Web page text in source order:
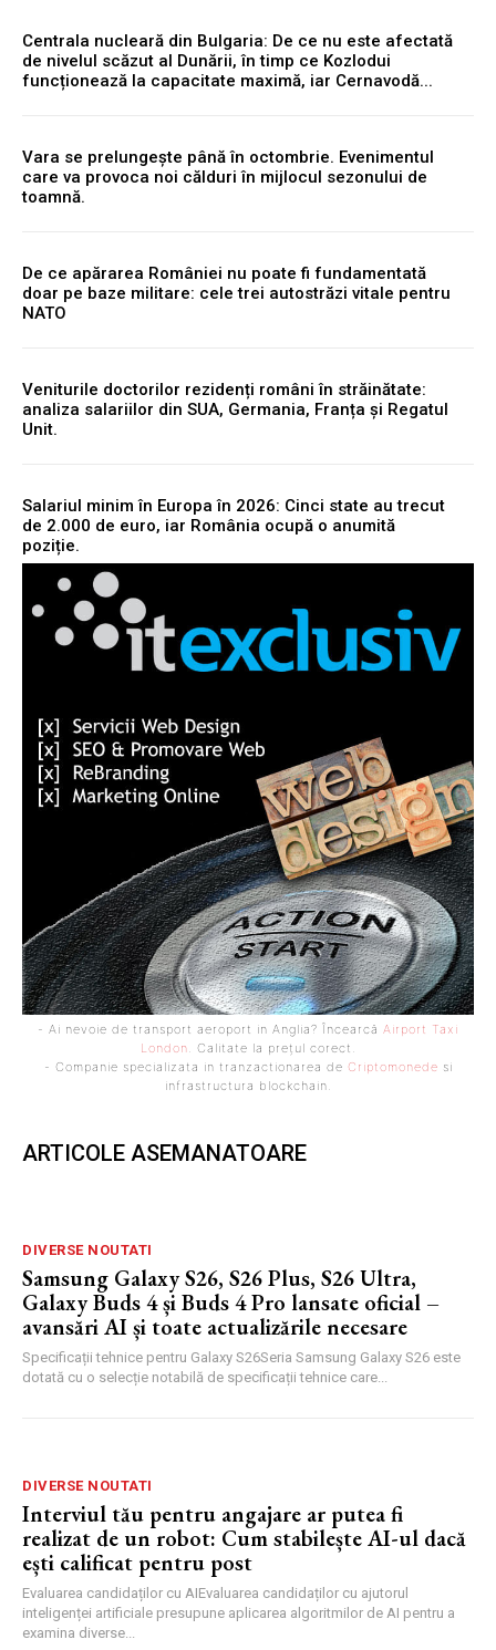
Centrala nucleară din Bulgaria: De ce nu este afectată
de nivelul scăzut al Dunării, în timp ce Kozlodui
funcționează la capacitate maximă, iar Cernavodă...
Vara se prelungește până în octombrie. Evenimentul
care va provoca noi călduri în mijlocul sezonului de
toamnă.
De ce apărarea României nu poate fi fundamentată
doar pe baze militare: cele trei autostrăzi vitale pentru
NATO
Veniturile doctorilor rezidenți români în străinătate:
analiza salariilor din SUA, Germania, Franța și Regatul
Unit.
Salariul minim în Europa în 2026: Cinci state au trecut
de 2.000 de euro, iar România ocupă o anumită
poziție.
- Ai nevoie de transport aeroport in Anglia? Încearcă Airport Taxi
London . Calitate la prețul corect.
- Companie specializata in tranzactionarea de Criptomonede si
infrastructura blockchain.
ARTICOLE ASEMANATOARE
DIVERSE NOUTATI
Samsung Galaxy S26, S26 Plus, S26 Ultra,
Galaxy Buds 4 și Buds 4 Pro lansate oficial –
avansări AI și toate actualizările necesare
Specificații tehnice pentru Galaxy S26Seria Samsung Galaxy S26 este
dotată cu o selecție notabilă de specificații tehnice care...
DIVERSE NOUTATI
Interviul tău pentru angajare ar putea fi
realizat de un robot: Cum stabilește AI-ul dacă
ești calificat pentru post
Evaluarea candidaților cu AIEvaluarea candidaților cu ajutorul
inteligenței artificiale presupune aplicarea algoritmilor de AI pentru a
examina diverse...